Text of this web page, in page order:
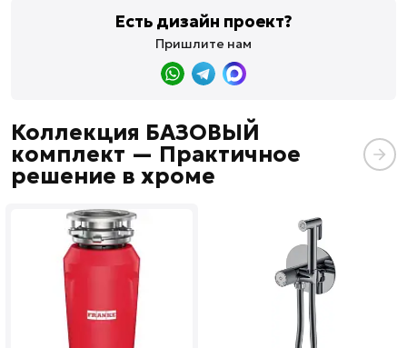
Есть дизайн проект?
Пришлите нам
Коллекция БАЗОВЫЙ
комплект — Практичное
решение в хроме